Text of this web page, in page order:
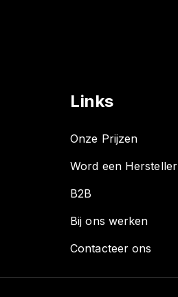
Links
Onze Prijzen
Word een Hersteller
B2B
Bij ons werken
Contacteer ons